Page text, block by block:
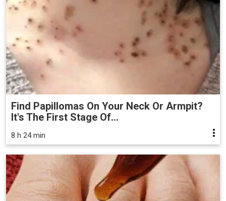
Find Papillomas On Your Neck Or Armpit?
It's The First Stage Of...
8 h 24 min